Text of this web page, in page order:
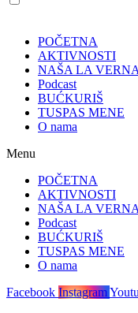
POČETNA
AKTIVNOSTI
NAŠA LA VERNA
Podcast
BUĆKURIŠ
TUSPAS MENE
O nama
Menu
POČETNA
AKTIVNOSTI
NAŠA LA VERNA
Podcast
BUĆKURIŠ
TUSPAS MENE
O nama
Facebook Instagram